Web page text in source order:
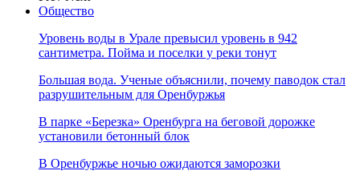
Общество
Уровень воды в Урале превысил уровень в 942
сантиметра. Пойма и поселки у реки тонут
Большая вода. Ученые объяснили, почему паводок стал
разрушительным для Оренбуржья
В парке «Березка» Оренбурга на беговой дорожке
установили бетонный блок
В Оренбуржье ночью ожидаются заморозки